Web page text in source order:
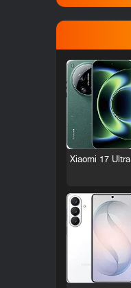
Xiaomi 17 Ultra